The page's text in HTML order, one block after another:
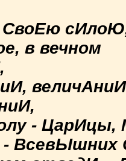
в вечном
-
ВсевЫшних